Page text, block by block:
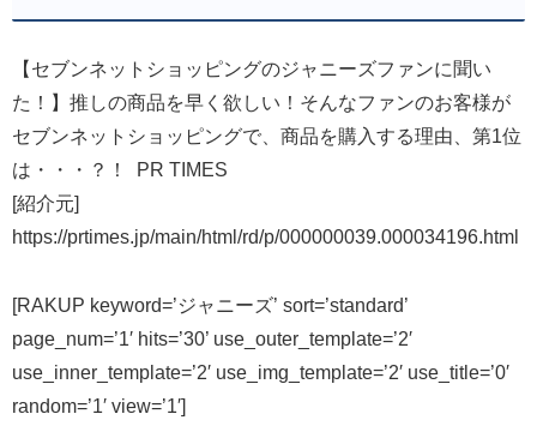
【セブンネットショッピングのジャニーズファンに聞い
た！】推しの商品を早く欲しい！そんなファンのお客様が
セブンネットショッピングで、商品を購入する理由、第1位
は・・・？！ PR TIMES
[紹介元]
https://prtimes.jp/main/html/rd/p/000000039.000034196.html
[RAKUP keyword=’ジャニーズ’ sort=’standard’
page_num=’1′ hits=’30’ use_outer_template=’2′
use_inner_template=’2′ use_img_template=’2′ use_title=’0′
random=’1′ view=’1′]